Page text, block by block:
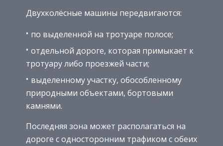
Двухколёсные машины передвигаются:
по выделенной на тротуаре полосе;
отдельной дороге, которая примыкает к
тротуару либо проезжей части;
выделенному участку, обособленному
природными объектами, бортовыми
камнями.
Последняя зона может располагаться на
дороге с односторонним трафиком с обеих